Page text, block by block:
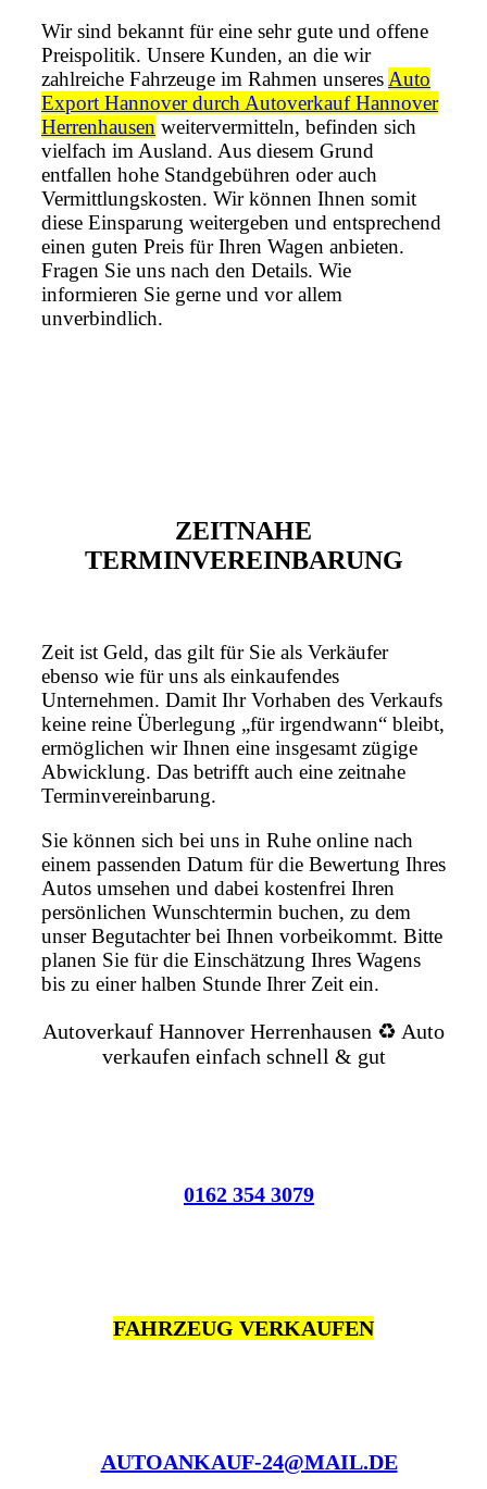
Wir sind bekannt für eine sehr gute und offene
Preispolitik. Unsere Kunden, an die wir
zahlreiche Fahrzeuge im Rahmen unseres Auto
Export Hannover durch Autoverkauf Hannover
Herrenhausen weitervermitteln, befinden sich
vielfach im Ausland. Aus diesem Grund
entfallen hohe Standgebühren oder auch
Vermittlungskosten. Wir können Ihnen somit
diese Einsparung weitergeben und entsprechend
einen guten Preis für Ihren Wagen anbieten.
Fragen Sie uns nach den Details. Wie
informieren Sie gerne und vor allem
unverbindlich.
ZEITNAHE
TERMINVEREINBARUNG
Zeit ist Geld, das gilt für Sie als Verkäufer
ebenso wie für uns als einkaufendes
Unternehmen. Damit Ihr Vorhaben des Verkaufs
keine reine Überlegung „für irgendwann“ bleibt,
ermöglichen wir Ihnen eine insgesamt zügige
Abwicklung. Das betrifft auch eine zeitnahe
Terminvereinbarung.
Sie können sich bei uns in Ruhe online nach
einem passenden Datum für die Bewertung Ihres
Autos umsehen und dabei kostenfrei Ihren
persönlichen Wunschtermin buchen, zu dem
unser Begutachter bei Ihnen vorbeikommt. Bitte
planen Sie für die Einschätzung Ihres Wagens
bis zu einer halben Stunde Ihrer Zeit ein.
Autoverkauf Hannover Herrenhausen ♻️ Auto
verkaufen einfach schnell & gut
0162 354 3079
FAHRZEUG VERKAUFEN
AUTOANKAUF-24@MAIL.DE